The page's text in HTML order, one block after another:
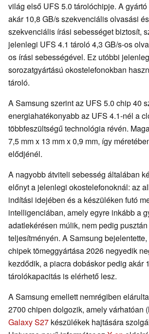
világ első UFS 5.0 tárolóchipje. A
akár 10,8 GB/s szekvenciális olvasási
szekvenciális írási sebességet biztosít,
jelenlegi UFS 4.1 tároló 4,3 GB/s-os
os írási sebességével. Ez utóbbi
sorozatgyártású okostelefonokban
tároló.
A Samsung szerint az UFS 5.0 chip 40
energiahatékonyabb az UFS 4.1-nél a
többfeszültségű technológia révén.
7,5 mm x 13 mm x 0,9 mm, így
elődjénél.
A nagyobb átviteli sebesség általában
előnyt a jelenlegi okostelefonoknál: az
indítási idejében és a készüléken futó
intelligenciában, amely egyre inkább a
adatlekérésen múlik, nem pedig
teljesítményén. A Samsung
chipek tömeggyártása 2026 negyedik
kezdődik, a piacra dobáskor pedig akár
tárolókapacitás is elérhető lesz.
A Samsung emellett nemrégiben
2700 chipen dolgozik, amely várhatóan
Galaxy S27 készülékek hajtására